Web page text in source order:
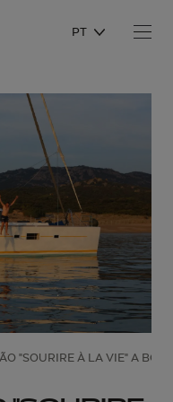
PT
"SOURIRE À LA VIE" A